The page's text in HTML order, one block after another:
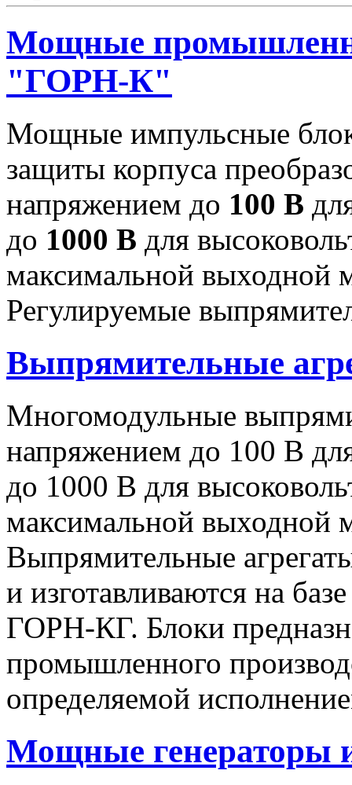
Мощные
"ГОРН-К"
Мощные импульсные
защиты корпуса
напряжением до 100 В
до 1000 В для
максимальной
Регулируемые
Выпрямительные
Многомодульные
напряжением до 100 В
до 1000 В для
максимальной
Выпрямительные
и изготавливаются на
ГОРН-КГ. Блоки
промышленного
определяемой
Мощные